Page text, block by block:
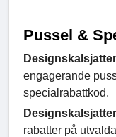
Pussel &
engagerande
specialrabattkod.
rabatter på